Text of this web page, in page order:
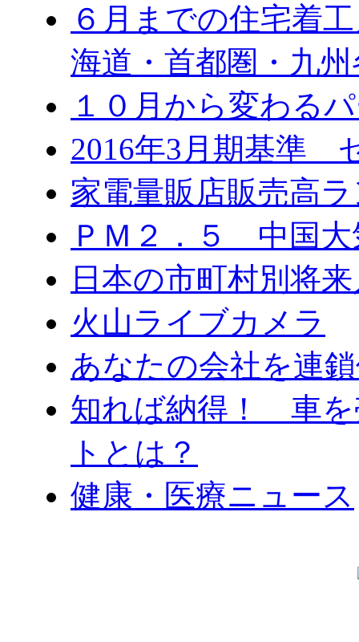
６月までの住宅着
海道・首都圏・九
１０月から変わ
2016年3月期基準
家電量販店販売高
ＰＭ２．５ 中国大
日本の市町村別将
火山ライブカメラ
あなたの会社を連
知れば納得！ 車を
トとは？
健康・医療ニュース